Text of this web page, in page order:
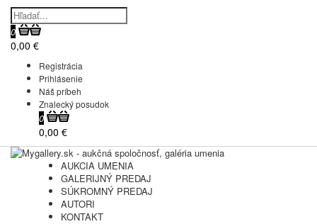
0
0,00 €
Registrácia
Prihlásenie
Náš príbeh
Znalecký posudok
0
0,00 €
AUKCIA UMENIA
GALERIJNÝ PREDAJ
SÚKROMNÝ PREDAJ
AUTORI
KONTAKT